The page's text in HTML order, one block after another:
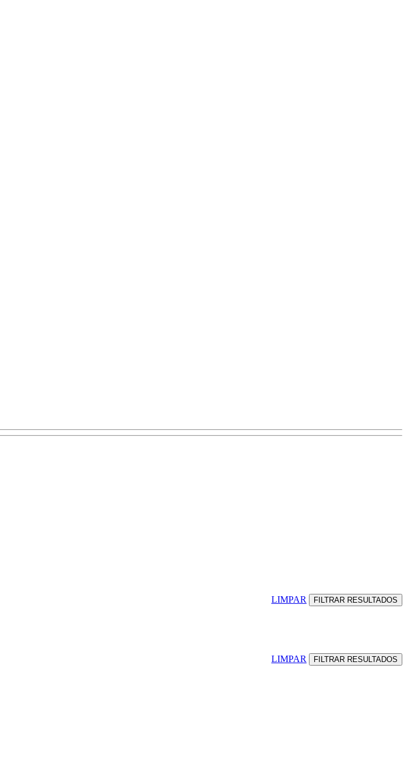
LIMPAR
LIMPAR